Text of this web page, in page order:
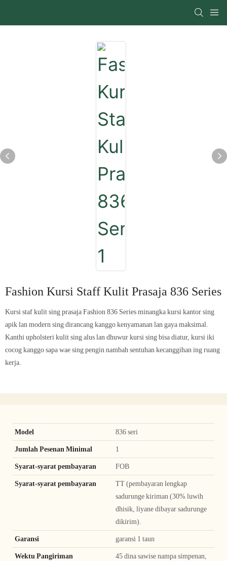
Fashion Kursi Staff Kulit Prasaja 836 Series
Kursi staf kulit sing prasaja Fashion 836 Series minangka kursi kantor sing
apik lan modern sing dirancang kanggo kenyamanan lan gaya maksimal.
Kanthi upholsteri kulit sing alus lan dhuwur kursi sing bisa diatur, kursi iki
cocog kanggo sapa wae sing pengin nambah sentuhan kecanggihan ing ruang
kerja.
Model 836 seri
Jumlah Pesenan Minimal 1
Syarat-syarat pembayaran FOB
Syarat-syarat pembayaran
TT (pembayaran lengkap
sadurunge kiriman (30% luwih
dhisik, liyane dibayar sadurunge
dikirim).
Garansi garansi 1 taun
Wektu Pangiriman
45 dina sawise nampa simpenan,